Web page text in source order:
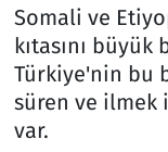
Somali ve
kıtasını
Türkiye'nin bu
süren ve ilmek
var.
Lezzet
Memur ve